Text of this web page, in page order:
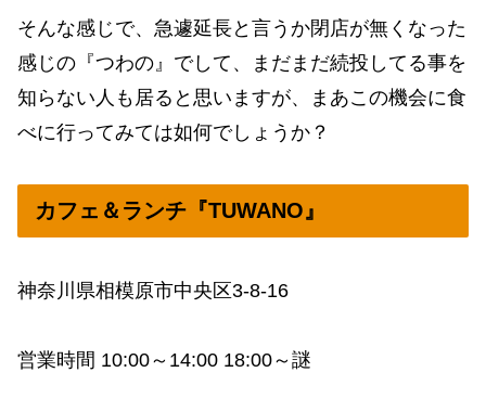
そんな感じで、急遽延長と言うか閉店が無くなった
感じの『つわの』でして、まだまだ続投してる事を
知らない人も居ると思いますが、まあこの機会に食
べに行ってみては如何でしょうか？
カフェ＆ランチ『TUWANO』
神奈川県相模原市中央区3-8-16
営業時間 10:00～14:00 18:00～謎